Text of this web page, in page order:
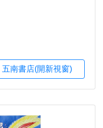
五南書店(開新視窗)